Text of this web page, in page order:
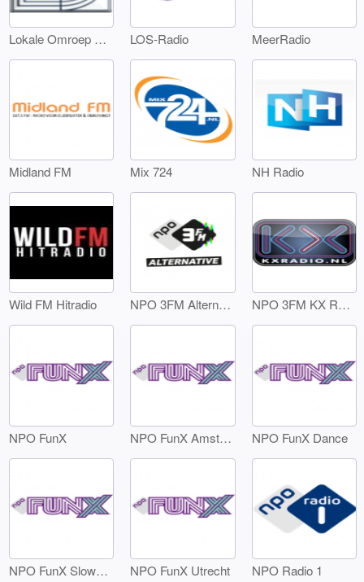
Lokale Omroep Landsmeer LOS-Radio MeerRadio
Midland FM Mix 724 NH Radio
Wild FM Hitradio NPO 3FM Alternative NPO 3FM KX Radio
NPO FunX NPO FunX Amsterdam NPO FunX Dance
NPO FunX SlowJamz NPO FunX Utrecht NPO Radio 1